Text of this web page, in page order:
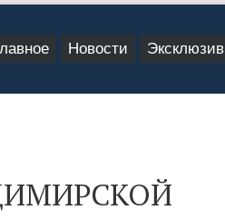
Новости Эксклюзив